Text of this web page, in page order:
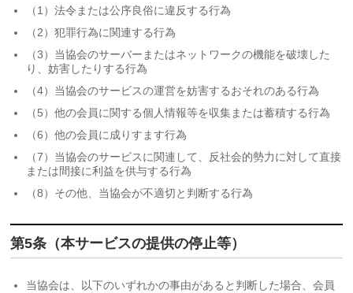
（1）法令または公序良俗に違反する行為
（2）犯罪行為に関連する行為
（3）当協会のサーバーまたはネットワークの機能を破壊した
り、妨害したりする行為
（4）当協会のサービスの運営を妨害するおそれのある行為
（5）他の会員に関する個人情報等を収集または蓄積する行為
（6）他の会員に成りすます行為
（7）当協会のサービスに関連して、反社会的勢力に対して直接
または間接に利益を供与する行為
（8）その他、当協会が不適切と判断する行為
第5条（本サービスの提供の停止等）
当協会は、以下のいずれかの事由があると判断した場合、会員